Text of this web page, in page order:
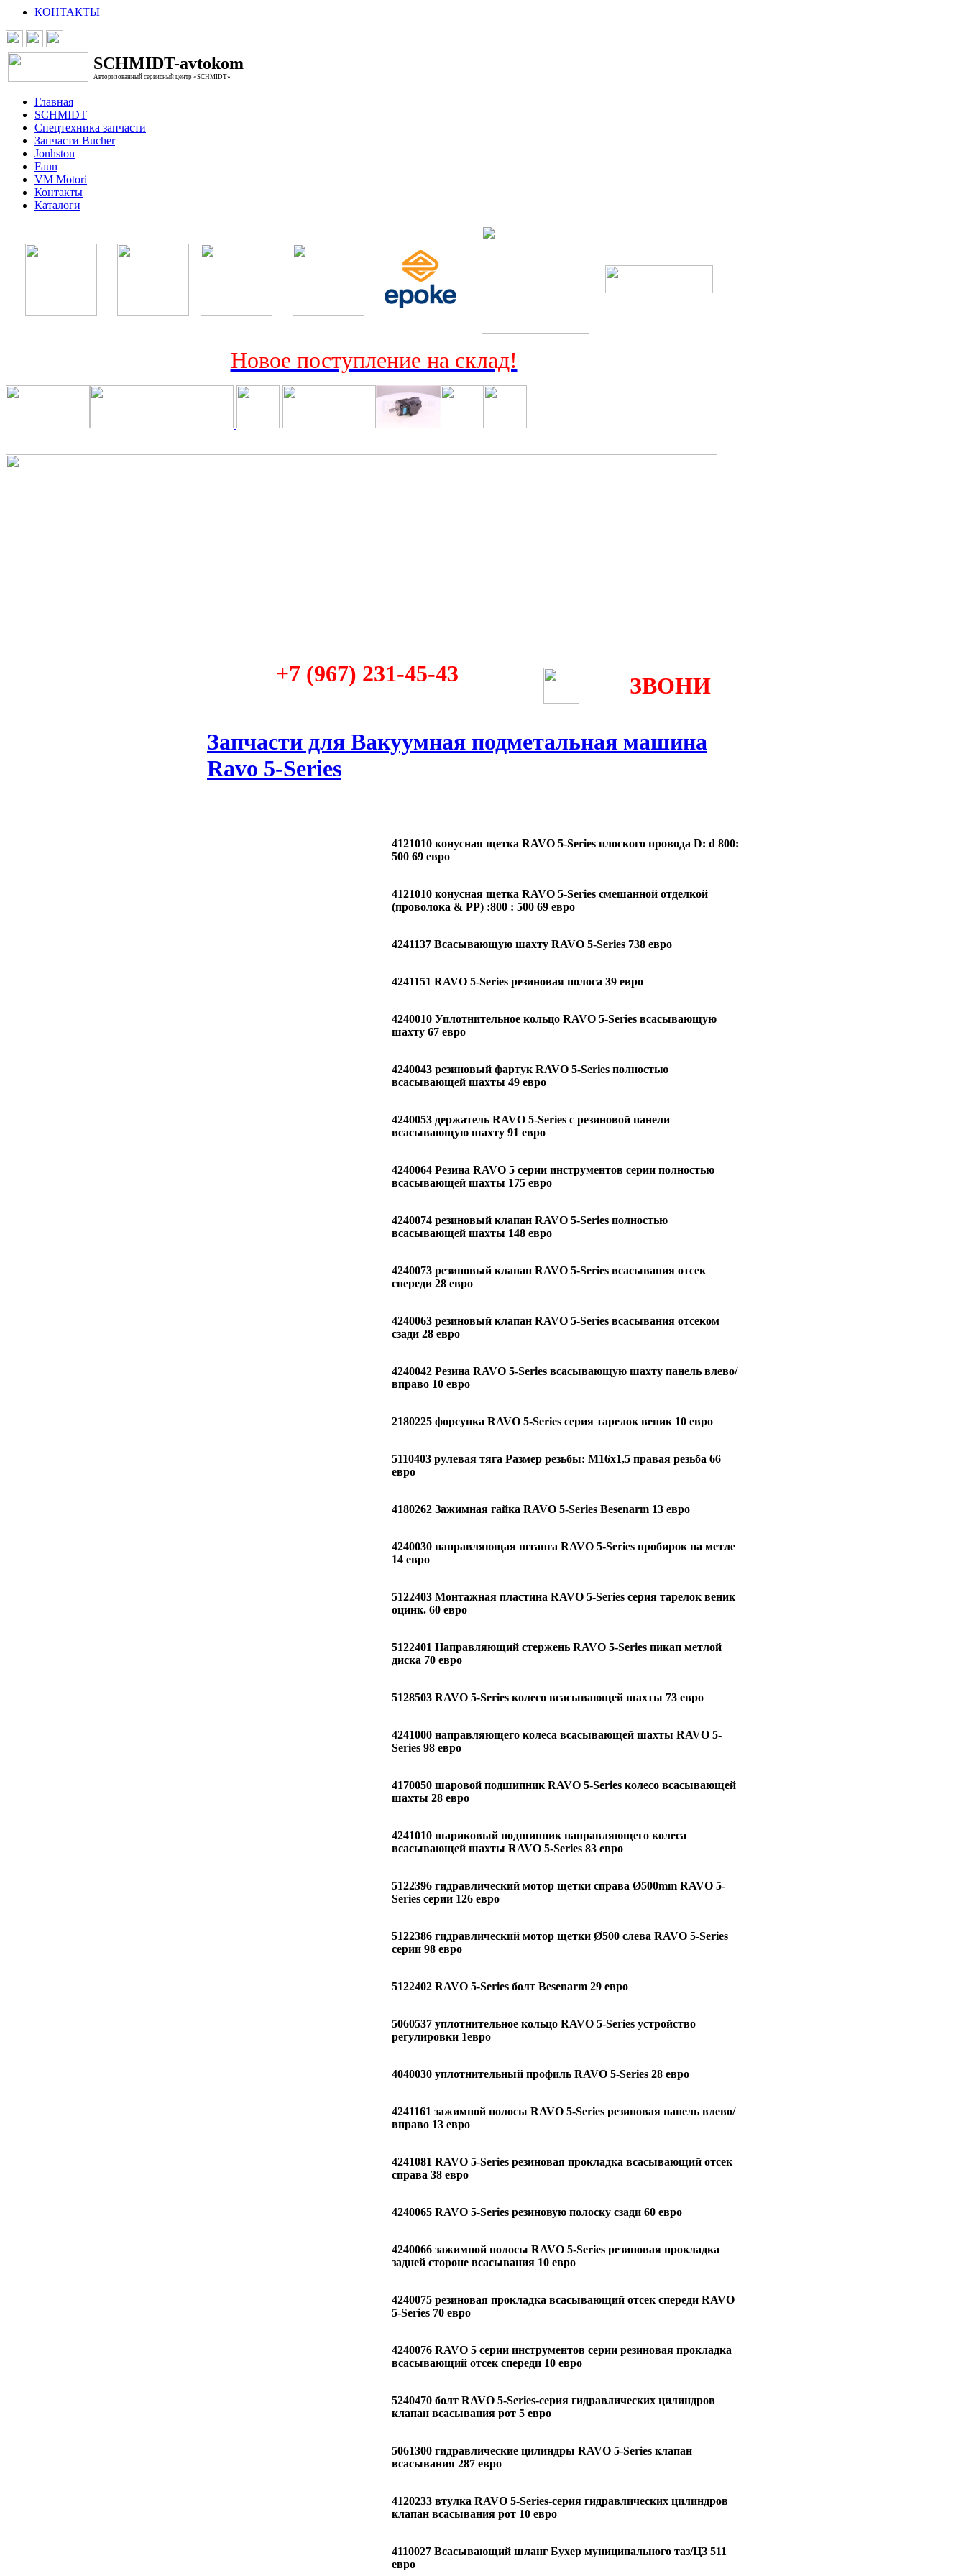
КОНТАКТЫ
SCHMIDT-avtokom
Авторизованный сервисный центр «SCHMIDT»
Главная
SCHMIDT
Спецтехника запчасти
Запчасти Bucher
Jonhston
Faun
VM Motori
Контакты
Каталоги
Новое поступление на склад!
+7 (967) 231-45-43 ЗВОНИ
Запчасти для Вакуумная подметальная машина
Ravo 5-Series
4121010 конусная щетка RAVO 5-Series плоского провода D: d 800:
500 69 евро
4121010 конусная щетка RAVO 5-Series смешанной отделкой
(проволока & PP) :800 : 500 69 евро
4241137 Всасывающую шахту RAVO 5-Series 738 евро
4241151 RAVO 5-Series резиновая полоса 39 евро
4240010 Уплотнительное кольцо RAVO 5-Series всасывающую
шахту 67 евро
4240043 резиновый фартук RAVO 5-Series полностью
всасывающей шахты 49 евро
4240053 держатель RAVO 5-Series с резиновой панели
всасывающую шахту 91 евро
4240064 Резина RAVO 5 серии инструментов серии полностью
всасывающей шахты 175 евро
4240074 резиновый клапан RAVO 5-Series полностью
всасывающей шахты 148 евро
4240073 резиновый клапан RAVO 5-Series всасывания отсек
спереди 28 евро
4240063 резиновый клапан RAVO 5-Series всасывания отсеком
сзади 28 евро
4240042 Резина RAVO 5-Series всасывающую шахту панель влево/
вправо 10 евро
2180225 форсунка RAVO 5-Series серия тарелок веник 10 евро
5110403 рулевая тяга Размер резьбы: M16x1,5 правая резьба 66
евро
4180262 Зажимная гайка RAVO 5-Series Besenarm 13 евро
4240030 направляющая штанга RAVO 5-Series пробирок на метле
14 евро
5122403 Монтажная пластина RAVO 5-Series серия тарелок веник
оцинк. 60 евро
5122401 Направляющий стержень RAVO 5-Series пикап метлой
диска 70 евро
5128503 RAVO 5-Series колесо всасывающей шахты 73 евро
4241000 направляющего колеса всасывающей шахты RAVO 5-
Series 98 евро
4170050 шаровой подшипник RAVO 5-Series колесо всасывающей
шахты 28 евро
4241010 шариковый подшипник направляющего колеса
всасывающей шахты RAVO 5-Series 83 евро
5122396 гидравлический мотор щетки справа Ø500mm RAVO 5-
Series серии 126 евро
5122386 гидравлический мотор щетки Ø500 слева RAVO 5-Series
серии 98 евро
5122402 RAVO 5-Series болт Besenarm 29 евро
5060537 уплотнительное кольцо RAVO 5-Series устройство
регулировки 1евро
4040030 уплотнительный профиль RAVO 5-Series 28 евро
4241161 зажимной полосы RAVO 5-Series резиновая панель влево/
вправо 13 евро
4241081 RAVO 5-Series резиновая прокладка всасывающий отсек
справа 38 евро
4240065 RAVO 5-Series резиновую полоску сзади 60 евро
4240066 зажимной полосы RAVO 5-Series резиновая прокладка
задней стороне всасывания 10 евро
4240075 резиновая прокладка всасывающий отсек спереди RAVO
5-Series 70 евро
4240076 RAVO 5 серии инструментов серии резиновая прокладка
всасывающий отсек спереди 10 евро
5240470 болт RAVO 5-Series-серия гидравлических цилиндров
клапан всасывания рот 5 евро
5061300 гидравлические цилиндры RAVO 5-Series клапан
всасывания 287 евро
4120233 втулка RAVO 5-Series-серия гидравлических цилиндров
клапан всасывания рот 10 евро
4110027 Всасывающий шланг Бухер муниципального таз/ЦЗ 511
евро